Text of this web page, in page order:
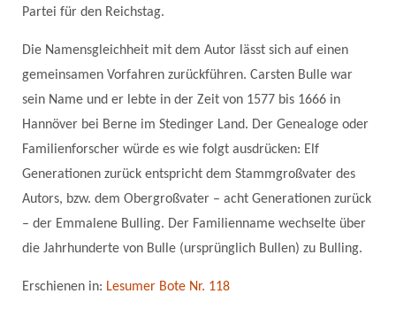
Partei für den Reichstag.
Die Namensgleichheit mit dem Autor lässt sich auf einen
gemeinsamen Vorfahren zurückführen. Carsten Bulle war
sein Name und er lebte in der Zeit von 1577 bis 1666 in
Hannöver bei Berne im Stedinger Land. Der Genealoge oder
Familienforscher würde es wie folgt ausdrücken: Elf
Generationen zurück entspricht dem Stammgroßvater des
Autors, bzw. dem Obergroßvater – acht Generationen zurück
– der Emmalene Bulling. Der Familienname wechselte über
die Jahrhunderte von Bulle (ursprünglich Bullen) zu Bulling.
Erschienen in: Lesumer Bote Nr. 118